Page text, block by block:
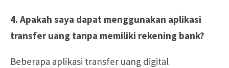
4. Apakah saya dapat menggunakan aplikasi
transfer uang tanpa memiliki rekening bank?
Beberapa aplikasi transfer uang digital